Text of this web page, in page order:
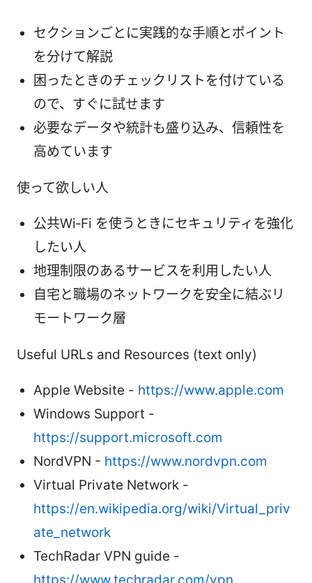
セクションごとに実践的な手順とポイント
を分けて解説
困ったときのチェックリストを付けている
ので、すぐに試せます
必要なデータや統計も盛り込み、信頼性を
高めています
使って欲しい人
公共Wi‑Fi を使うときにセキュリティを強化
したい人
地理制限のあるサービスを利用したい人
自宅と職場のネットワークを安全に結ぶリ
モートワーク層
Useful URLs and Resources (text only)
Apple Website - https://www.apple.com
Windows Support -
https://support.microsoft.com
NordVPN - https://www.nordvpn.com
Virtual Private Network -
https://en.wikipedia.org/wiki/Virtual_priv
ate_network
TechRadar VPN guide -